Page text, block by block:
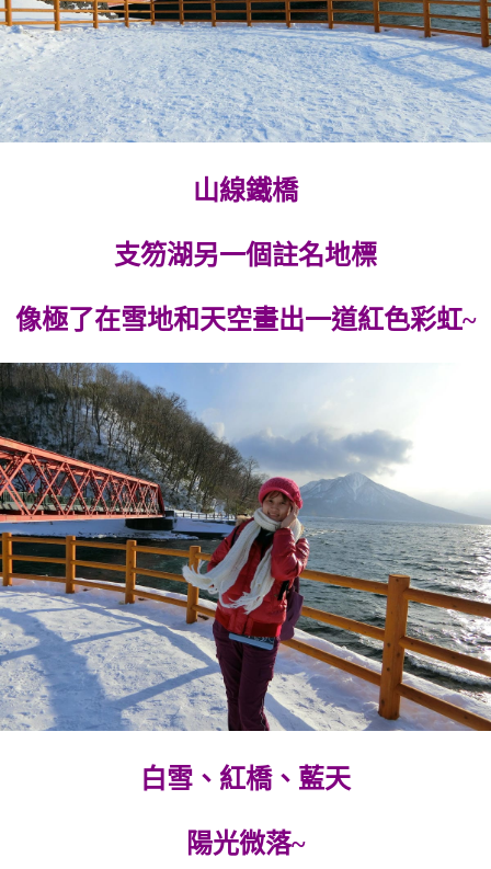
山線鐵橋
支笏湖另一個註名地標
像極了在雪地和天空畫出一道紅色彩虹~
白雪、紅橋、藍天
陽光微落~